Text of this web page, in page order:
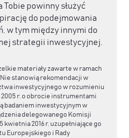
Tobie powinny służyć
do podejmowania
w tym między innymi do
strategii inwestycyjnej.
materiały zawarte w ramach
stanowią rekomendacji w
inwestycyjnego w rozumieniu
2005 r. o obrocie instrumentami
badaniem inwestycyjnym w
delegowanego Komisji
kwietnia 2016 r. uzupełniające go
Europejskiego i Rady